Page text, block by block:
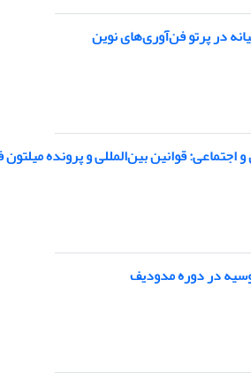
در پرتو فن‌آوری‌های نوین
قوانین بین‌المللی و پرونده
در دوره مدودیف